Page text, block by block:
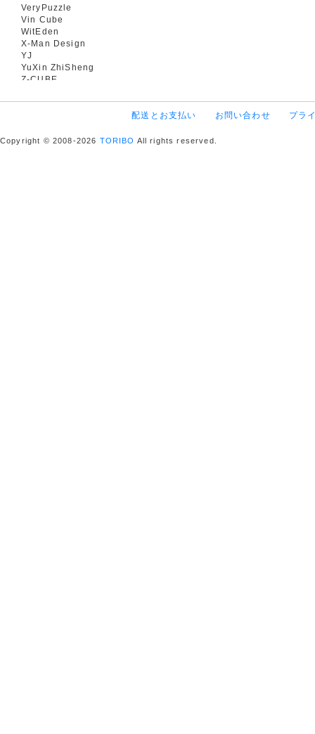
VeryPuzzle
Vin Cube
WitEden
X-Man Design
YJ
YuXin ZhiSheng
Z-CUBE
配送とお支払い お問い合わせ プラ
Copyright © 2008-2026 TORIBO All rights reserved.